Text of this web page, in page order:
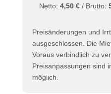
Netto: 4,50 €/ Brutto:
Preisänderungen und
ausgeschlossen. Die
Voraus verbindlich zu
Preisanpassungen sind
möglich.